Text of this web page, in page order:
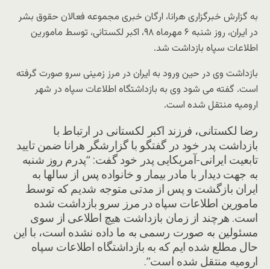
به گزارش خبرگزاری هرانا، ارگان خبری مجموعه فعالان حقوق بشر
در ایران، روز شنبه ۶ مهرماه ۹۸، اکبر لکستانی، توسط مامورین
اطلاعات سپاه بازداشت شد.
بازداشت وی در حین ورود به ایران در مرز زمینی سرو صورت گرفته
است. گفته می شود وی به بازداشتگاه اطلاعات سپاه در شهر
ارومیه منتقل شده است.
رضا لکستانی، فرزند اکبر لکستانی در ارتباط با
بازداشت پدر خود در گفتگو با گزارشگر هرانا ضمن تایید
تابعیت ایرانی-آمریکایی پدر خود گفت: “پدرم روز شنبه
به جهت دیدار با مادر بیمار و خانواده پس از سالها به
ایران بازگشت و پس از مدتی متوجه شدیم که توسط
مامورین اطلاعات سپاه در مرز سرو بازداشت شده
است. هرچند از زمان بازداشت هیچ اطلاعی از سوی
مسئولین به صورت رسمی به ما داده نشده است، با این
حال مطلع شده ایم که به بازداشتگاه اطلاعات سپاه
ارومیه منتقل شده است”.